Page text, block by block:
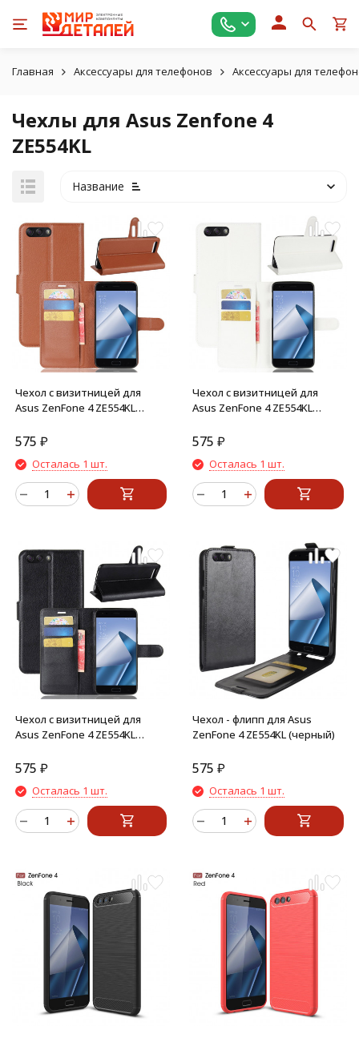
Главная Аксессуары для телефонов Аксессуары для
Чехлы для Asus Zenfone 4
ZE554KL
Название
Чехол с визитницей для
Asus ZenFone 4 ZE554KL
575 ₽
Осталась 1 шт.
Чехол с визитницей для
Asus ZenFone 4 ZE554KL
575 ₽
Осталась 1 шт.
Чехол с визитницей для
Asus ZenFone 4 ZE554KL
575 ₽
Осталась 1 шт.
Чехол - флипп для Asus
ZenFone 4 ZE554KL (черный)
575 ₽
Осталась 1 шт.